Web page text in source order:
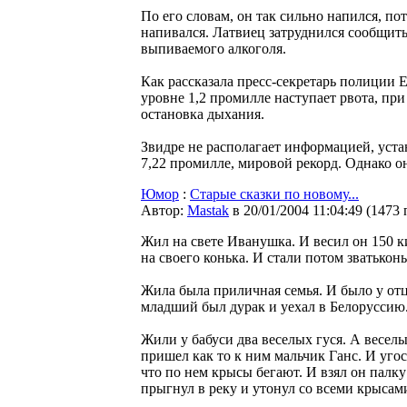
По его словам, он так сильно напился,
напивался. Латвиец затруднился
выпиваемого алкоголя.
Как рассказала пресс-секретарь
уровне 1,2 промилле наступает рвота,
остановка дыхания.
Звидре не располагает информацией,
7,22 промилле, мировой рекорд. Однако
Юмор : Старые сказки по новому...
Автор: Мastak в 20/01/2004 11:04:49 (1473
Жил на свете Иванушка. И весил он 150
на своего конька. И стали потом
Жила была приличная семья. И было у
младший был дурак и уехал в
Жили у бабуси два веселых гуся. А
пришел как то к ним мальчик Ганс. И
что по нем крысы бегают. И взял он
прыгнул в реку и утонул со всеми